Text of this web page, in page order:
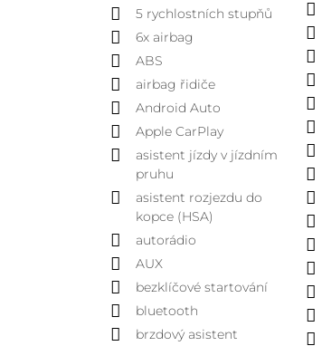
5 rychlostních stupňů
6x airbag
ABS
airbag řidiče
Android Auto
Apple CarPlay
asistent jízdy v jízdním
pruhu
asistent rozjezdu do
kopce (HSA)
autorádio
AUX
bezklíčové startování
bluetooth
brzdový asistent